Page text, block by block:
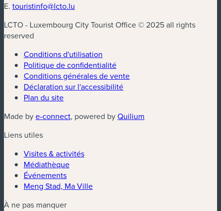
E. touristinfo@lcto.lu
LCTO - Luxembourg City Tourist Office © 2025 all rights
reserved
Conditions d'utilisation
Politique de confidentialité
Conditions générales de vente
Déclaration sur l'accessibilité
Plan du site
Made bye-connect(nouvelle fenêtre)
, powered byQuilium
Liens utiles
Visites & activités
Médiathèque
Événements
Meng Stad, Ma Ville
À ne pas manquer